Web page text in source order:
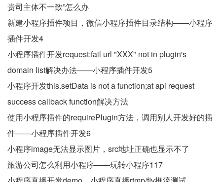
贵司主体不一致”怎么办
新建小程序插件项目，微信小程序插件目录结构——小程序
插件开发4
小程序插件开发request:fail url "XXX" not in plugin's
domain list解决办法——小程序插件开发5
小程序开发this.setData is not a function;at api request
success callback function解决方法
使用小程序插件的requirePlugin方法，调用别人开发好的插
件——小程序插件开发6
小程序image无法显示图片，src地址正确也显示不了
旅游公司怎么利用小程序——玩转小程序117